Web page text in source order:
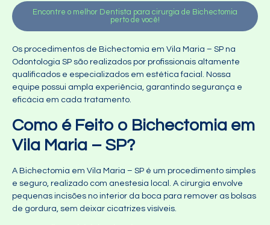
Encontre o melhor Dentista para cirurgia de Bichectomia
perto de você!
Os procedimentos de Bichectomia em Vila Maria – SP na
Odontologia SP são realizados por profissionais altamente
qualificados e especializados em estética facial. Nossa
equipe possui ampla experiência, garantindo segurança e
eficácia em cada tratamento.
Como é Feito o Bichectomia em
Vila Maria – SP?
A Bichectomia em Vila Maria – SP é um procedimento simples
e seguro, realizado com anestesia local. A cirurgia envolve
pequenas incisões no interior da boca para remover as bolsas
de gordura, sem deixar cicatrizes visíveis.